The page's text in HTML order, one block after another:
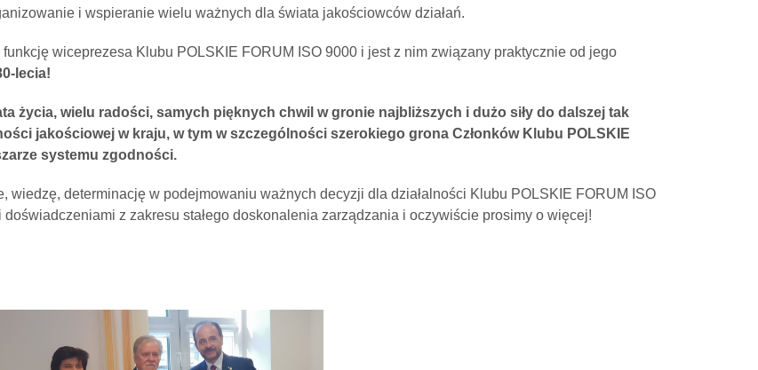
i wspieranie wielu ważnych dla świata jakościowców działań.
wiceprezesa Klubu POLSKIE FORUM ISO 9000 i jest z nim związany praktycznie od jego
lecia!
życia, wielu radości, samych pięknych chwil w gronie najbliższych i dużo siły do dalszej tak
jakościowej w kraju, w tym w szczególności szerokiego grona Członków Klubu POLSKIE
systemu zgodności.
wiedzę, determinację w podejmowaniu ważnych decyzji dla działalności Klubu POLSKIE FORUM ISO
z zakresu stałego doskonalenia zarządzania i oczywiście prosimy o więcej!